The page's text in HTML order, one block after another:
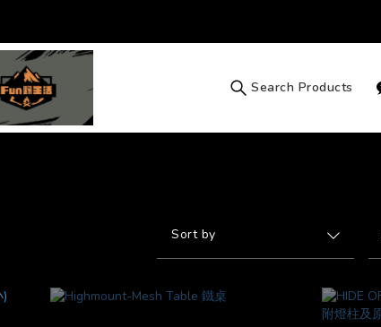
Search Products
Sort by